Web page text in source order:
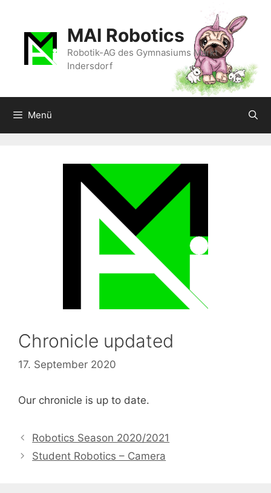
springen
MAI Robotics
Robotik-AG des Gymnasiums Markt
Indersdorf
Menü
Chronicle updated
17. September 2020
Our chronicle is up to date.
Robotics Season 2020/2021
Student Robotics – Camera